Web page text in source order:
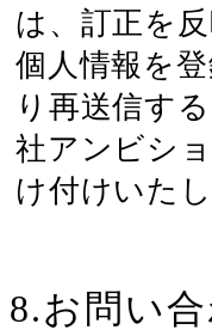
は、訂正を
個人情報を
り再送信す
社アンビシ
け付けいたし
8.お問い